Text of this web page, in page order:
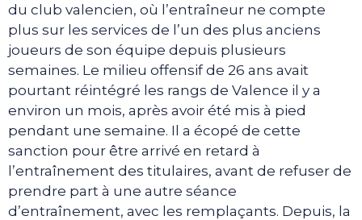
du club valencien, où l’entraîneur ne compte
plus sur les services de l’un des plus anciens
joueurs de son équipe depuis plusieurs
semaines. Le milieu offensif de 26 ans avait
pourtant réintégré les rangs de Valence il y a
environ un mois, après avoir été mis à pied
pendant une semaine. Il a écopé de cette
sanction pour être arrivé en retard à
l’entraînement des titulaires, avant de refuser de
prendre part à une autre séance
d’entraînement, avec les remplaçants. Depuis, la